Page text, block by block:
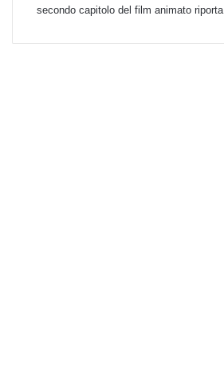
secondo capitolo del film animato